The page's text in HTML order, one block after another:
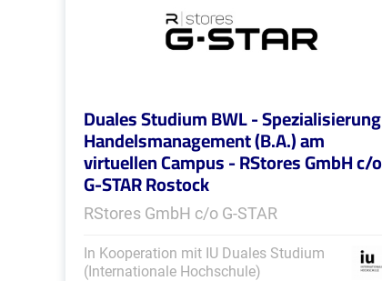
Duales Studium BWL - Spezialisierung
Handelsmanagement (B.A.) am
virtuellen Campus - RStores GmbH c/o
G-STAR Rostock
RStores GmbH c/o G-STAR
In Kooperation mit IU Duales Studium
(Internationale Hochschule)